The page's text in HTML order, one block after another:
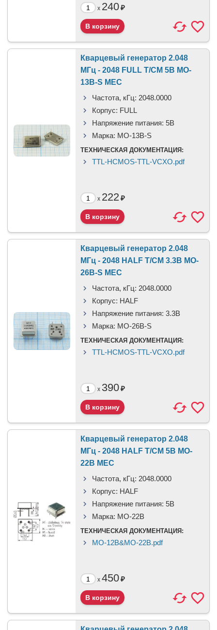
x 240₽
Кварцевый генератор 2.048
МГц - 2048 FULL T/CM 5В MO-
13B-S MEC
Частота, кГц: 2048.0000
Корпус: FULL
Напряжение питания: 5В
Марка: MO-13B-S
ТЕХНИЧЕСКАЯ ДОКУМЕНТАЦИЯ:
TTL-HCMOS-TTL-VCXO.pdf
x 222₽
Кварцевый генератор 2.048
МГц - 2048 HALF T/CM 3.3В MO-
26B-S MEC
Частота, кГц: 2048.0000
Корпус: HALF
Напряжение питания: 3.3В
Марка: MO-26B-S
ТЕХНИЧЕСКАЯ ДОКУМЕНТАЦИЯ:
TTL-HCMOS-TTL-VCXO.pdf
x 390₽
Кварцевый генератор 2.048
МГц - 2048 HALF T/CM 5В MO-
22B MEC
Частота, кГц: 2048.0000
Корпус: HALF
Напряжение питания: 5В
Марка: MO-22B
ТЕХНИЧЕСКАЯ ДОКУМЕНТАЦИЯ:
MO-12B&MO-22B.pdf
x 450₽